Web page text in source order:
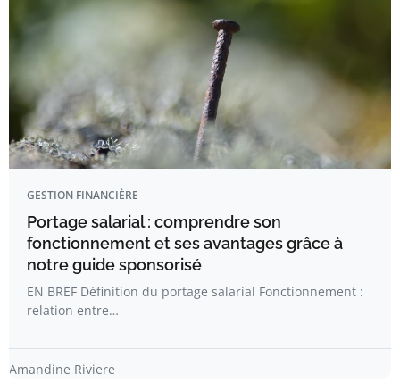
GESTION FINANCIÈRE
Portage salarial : comprendre son
fonctionnement et ses avantages grâce à
notre guide sponsorisé
EN BREF Définition du portage salarial Fonctionnement :
relation entre…
Amandine Riviere